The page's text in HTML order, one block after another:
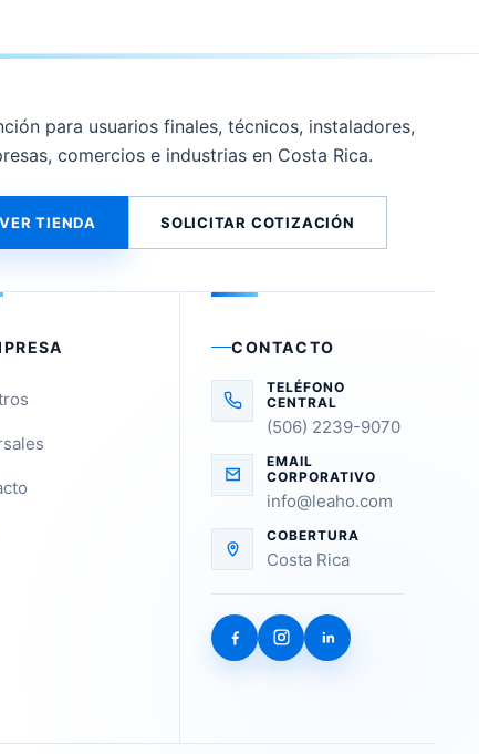
para usuarios finales, técnicos, instaladores,
comercios e industrias en Costa Rica.
VER TIENDA SOLICITAR COTIZACIÓN
CONTACTO
TELÉFONO
CENTRAL
(506) 2239-9070
EMAIL
CORPORATIVO
info@leaho.com
COBERTURA
Costa Rica